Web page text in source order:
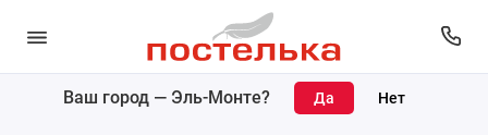
Ваш город — Эль-Монте?